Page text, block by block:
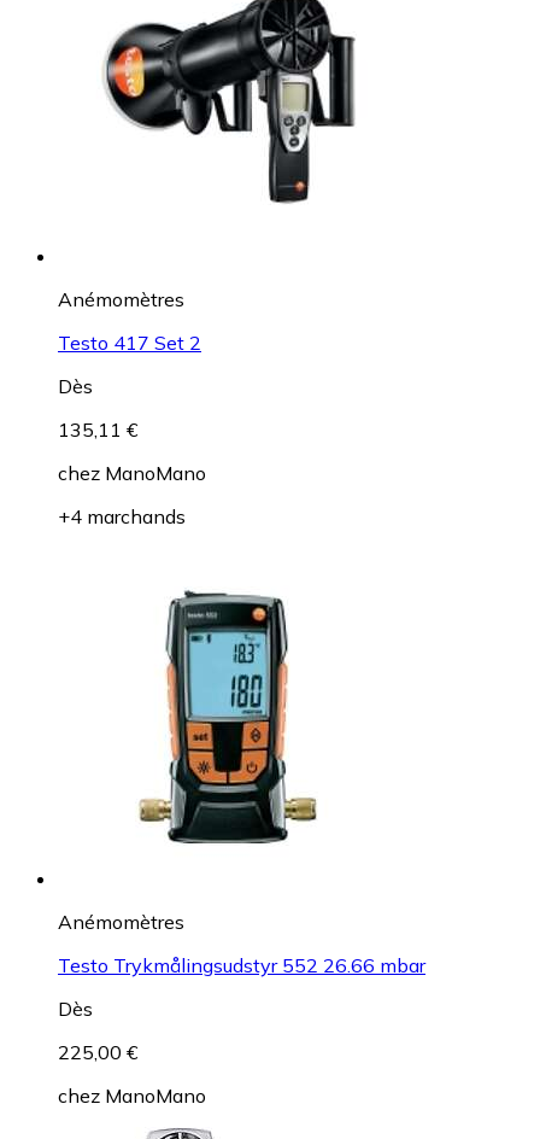
Anémomètres
Testo 417 Set 2
Dès
135,11 €
chez ManoMano
+4 marchands
Anémomètres
Testo Trykmålingsudstyr 552 26.66 mbar
Dès
225,00 €
chez ManoMano